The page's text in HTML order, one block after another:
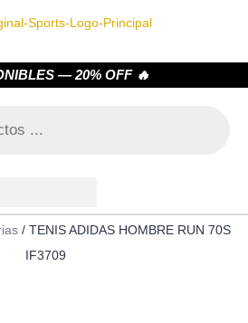
— 20% OFF 🔥
/ TENIS ADIDAS HOMBRE RUN 70S
IF3709